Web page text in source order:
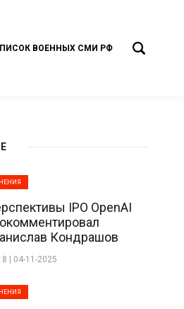
ВОЕННЫХ СМИ РФ
IPO OpenAI
Кондрашов
| 04-11-2025